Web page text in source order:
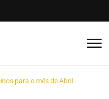
para o mês de Abril